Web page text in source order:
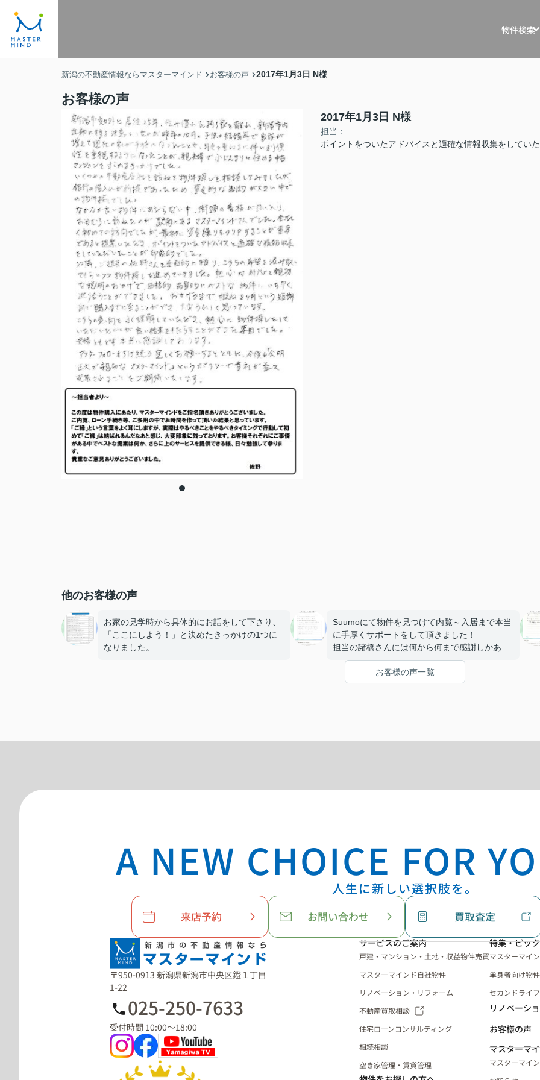
物件検索
戸建を探す
収益物件を探
戸建・マ
事例
新潟の不動産情報ならマスターマインド お客様の声 2017年1月3日 N様
お客様の声
2017年1月3日 N様
担当：
ポイントをついたアドバイスと適確な情報収集をしてい
他のお客様の声
お家の見学時から具体的にお話をして下さり、
「ここにしよう！」と決めたきっかけの1つに
なりました。
Suumoにて物件を見つけて内覧～入居まで本当
に手厚くサポートをして頂きました！
担当の諸橋さんには何から何まで感謝しかあり
ません。一生に一度の大きな買い物がマスター
マインドの諸橋さんで良かったです！
今後も沢山お世話になります。
お客様の声一覧
A NEW CHOICE FOR
人生に新しい選択肢を。
来店予約 お問い合わせ 買取査定
〒950-0913 新潟県新潟市中央区鐙１丁目
1-22
025-250-7633
受付時間 10:00～18:00
サービスのご案内
戸建・マンション・土地・収益物件売買
マスターマインド自社物件
リノベーション・リフォーム
不動産買取相談
住宅ローンコンサルティング
相続相談
空き家管理・賃貸管理
特集・ピッ
マスターマイ
単身者向け物件
セカンドライ
リノベーシ
お客様の声
マスターマ
マスターマイ